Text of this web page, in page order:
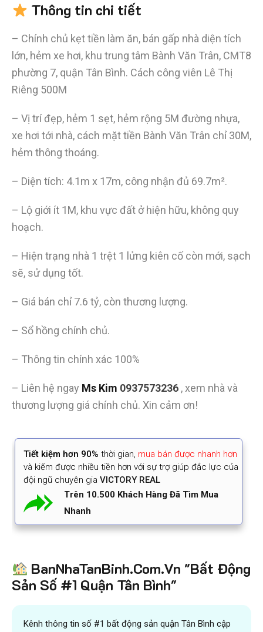
Thông tin chi tiết
– Chính chủ kẹt tiền làm ăn, bán gấp nhà diện tích
lớn, hẻm xe hơi, khu trung tâm Bành Văn Trân, CMT8
phường 7, quận Tân Bình. Cách công viên Lê Thị
Riêng 500M
– Vị trí đẹp, hẻm 1 sẹt, hẻm rộng 5M đường nhựa,
xe hơi tới nhà, cách mặt tiền Bành Văn Trân chỉ 30M,
hẻm thông thoáng.
– Diện tích: 4.1m x 17m, công nhận đủ 69.7m².
– Lộ giới ít 1M, khu vực đất ở hiện hữu, không quy
hoạch.
– Hiện trạng nhà 1 trệt 1 lửng kiên cố còn mới, sạch
sẽ, sử dụng tốt.
– Giá bán chỉ 7.6 tỷ, còn thương lượng.
– Sổ hồng chính chủ.
– Thông tin chính xác 100%
– Liên hệ ngay Ms Kim 0937573236 , xem nhà và
thương lượng giá chính chủ. Xin cảm ơn!
Tiết kiệm hơn 90% thời gian, mua bán được nhanh hơn
và kiếm được nhiều tiền hơn với sự trợ giúp đắc lực của
đội ngũ chuyên gia VICTORY REAL
Trên 10.500 Khách Hàng Đã Tìm Mua
Nhanh
BanNhaTanBinh.Com.Vn "Bất Động
Sản Số #1 Quận Tân Bình"
Kênh thông tin số #1 bất động sản quận Tân Bình cập